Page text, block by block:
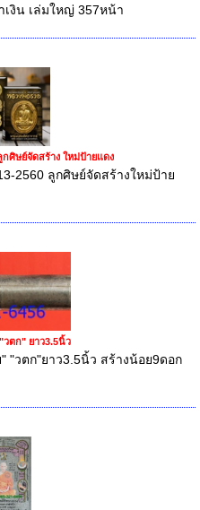
งิน เล่มใหญ่ 357หน้า
ศิษย์จัดสร้าง ใหม่ป้ายแดง
2560 ลูกศิษย์จัดสร้างใหม่ป้าย
วตก" ยาว3.5นิ้ว
"วตก"ยาว3.5นิ้ว สร้างน้อย9ดอก